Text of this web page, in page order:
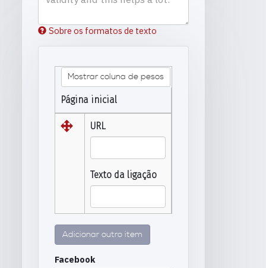
Sobre os formatos de texto
Mostrar coluna de pesos
Página inicial
URL
Texto da ligação
Adicionar outro item
Facebook